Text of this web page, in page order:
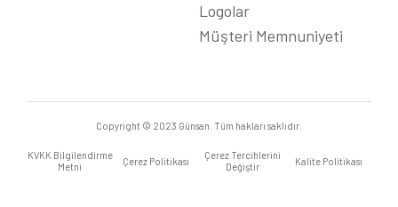
Logolar
Müşteri Memnuniyeti
Copyright © 2023 Günsan. Tüm hakları saklıdır.
KVKK Bilgilendirme
Metni
Çerez Politikası
Çerez Tercihlerini
Değiştir
Kalite Politikası